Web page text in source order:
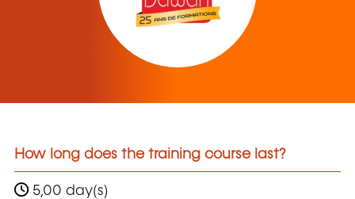
How long does the training course last?
5,00 day(s)